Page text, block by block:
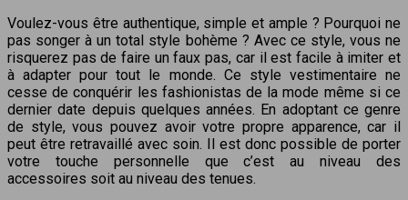
Voulez-vous être authentique, simple et ample ? Pourquoi ne
pas songer à un total style bohème ? Avec ce style, vous ne
risquerez pas de faire un faux pas, car il est facile à imiter et
à adapter pour tout le monde. Ce style vestimentaire ne
cesse de conquérir les fashionistas de la mode même si ce
dernier date depuis quelques années. En adoptant ce genre
de style, vous pouvez avoir votre propre apparence, car il
peut être retravaillé avec soin. Il est donc possible de porter
votre touche personnelle que c’est au niveau des
accessoires soit au niveau des tenues.